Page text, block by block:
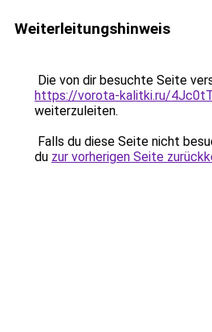
Weiterleitungshinweis
Die von dir besuchte Seite
https://vorota-kalitki.ru/
weiterzuleiten.
Falls du diese Seite nicht
du zur vorherigen Seite